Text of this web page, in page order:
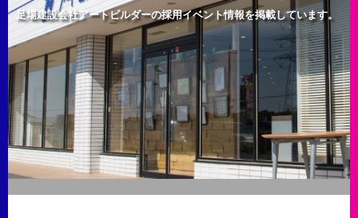
足場建設会社アートビルダーの採用イベント情報を掲載しています。